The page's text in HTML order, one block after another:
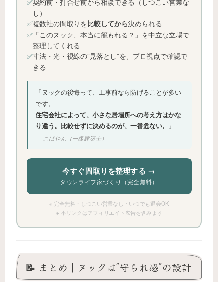
✅契約前・打合せ前から相談できる（しつこい営業な
し）
✅複数社の間取りを比較してから決められる
✅「このヌック、本当に籠もれる？」を中立な立場で
整理してくれる
✅寸法・光・視線の”見落とし”を、プロ視点で確認で
きる
「ヌックの後悔って、工事前なら防げることが多い
です。
住宅会社によって、小さな居場所への考え方はかな
り違う。比較せずに決めるのが、一番危ない。
」
― こばやん（一級建築士）
今すぐ間取りを整理する →
タウンライフ家づくり（完全無料）
※ 完全無料・しつこい営業なし・いつでも退会OK
※ 本リンクはアフィリエイト広告を含みます
📝 まとめ｜ヌックは”守られ感”の設計